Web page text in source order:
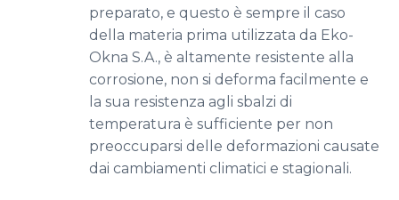
preparato, e questo è sempre il caso
della materia prima utilizzata da Eko-
Okna S.A., è altamente resistente alla
corrosione, non si deforma facilmente e
la sua resistenza agli sbalzi di
temperatura è sufficiente per non
preoccuparsi delle deformazioni causate
dai cambiamenti climatici e stagionali.